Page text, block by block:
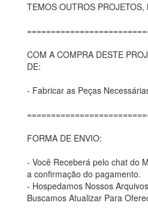
TEMOS OUTROS PROJETOS,
COM A COMPRA DESTE
DE:
- Fabricar as Peças
FORMA DE ENVIO:
- Você Receberá pelo chat do
a confirmação do pagamento.
- Hospedamos Nossos
Buscamos Atualizar Para